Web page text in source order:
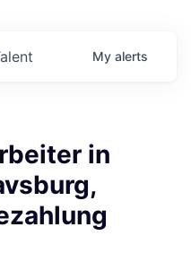
My alerts
in